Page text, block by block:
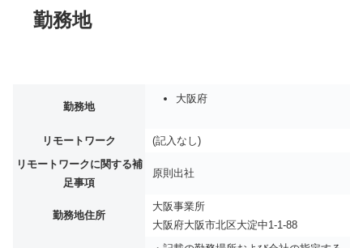
勤務地
勤務地
大阪府
リモートワーク
(記入なし)
リモートワークに関する補
足事項
原則出社
勤務地住所
大阪事業所
大阪府大阪市北区大淀中1-1-88